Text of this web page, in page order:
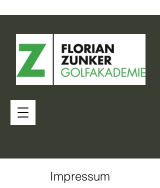
im Golf Resort Semlin
Impressum